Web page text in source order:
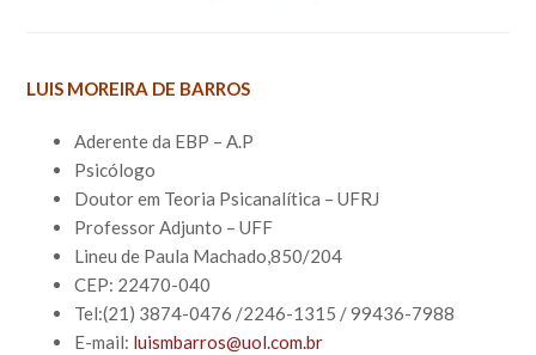
LUIS MOREIRA DE BARROS
Aderente da EBP – A.P
Psicólogo
Doutor em Teoria Psicanalítica – UFRJ
Professor Adjunto – UFF
Lineu de Paula Machado,850/204
CEP: 22470-040
Tel:(21) 3874-0476 /2246-1315 / 99436-7988
E-mail: luismbarros@uol.com.br